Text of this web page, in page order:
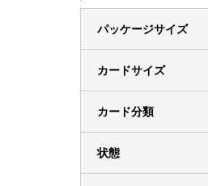
パッケージサイズ
カードサイズ
カード分類
状態